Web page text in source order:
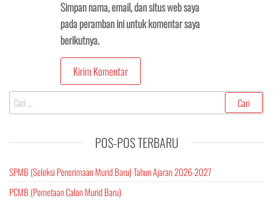
Simpan nama, email, dan situs web saya
pada peramban ini untuk komentar saya
berikutnya.
Cari
untuk:
POS-POS TERBARU
SPMB (Seleksi Penerimaan Murid Baru) Tahun Ajaran 2026-2027
PCMB (Pemetaan Calon Murid Baru)